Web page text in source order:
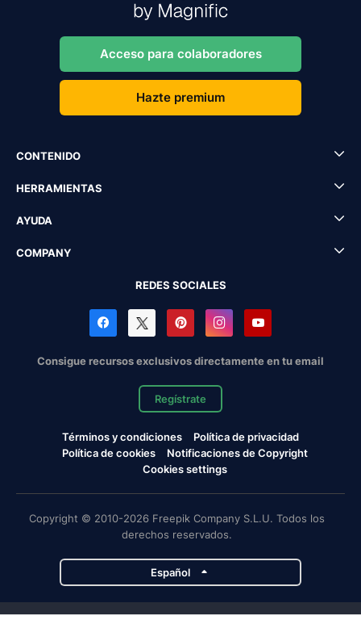
Acceso para colaboradores
Hazte premium
CONTENIDO
HERRAMIENTAS
AYUDA
COMPANY
REDES SOCIALES
Consigue recursos exclusivos directamente en tu email
Regístrate
Términos y condiciones
Política de privacidad
Política de cookies
Notificaciones de Copyright
Cookies settings
Copyright © 2010-2026 Freepik Company S.L.U. Todos los
derechos reservados.
Español